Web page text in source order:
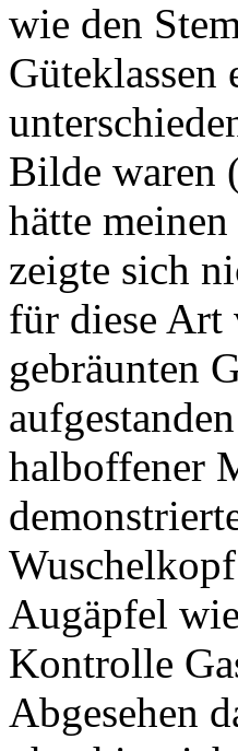
wie den
Güteklassen
Bilde waren
hätte
zeigte sich
für diese Art
gebräunten
halboffener
Augäpfel
Kontrolle
Abgesehen